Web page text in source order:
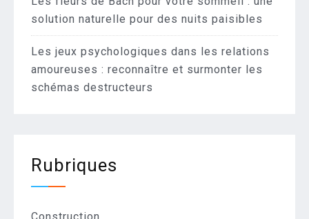
solution naturelle pour des nuits paisibles
Les jeux psychologiques dans les relations
amoureuses : reconnaître et surmonter les
schémas destructeurs
Rubriques